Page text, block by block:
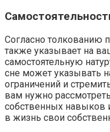
Согласно толкованию
также указывает на
самостоятельную
сне может указывать
ограничений и
вам нужно
собственных навыков
в жизнь свои